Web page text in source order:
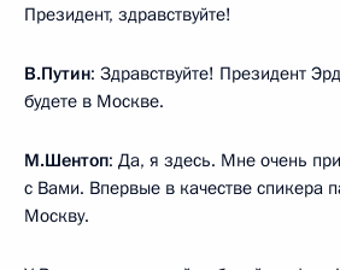
Президент, здравствуйте!
В.Путин: Здравствуйте! Президент
будете в Москве.
М.Шентоп: Да, я здесь. Мне очень
с Вами. Впервые в качестве спикера
Москву.